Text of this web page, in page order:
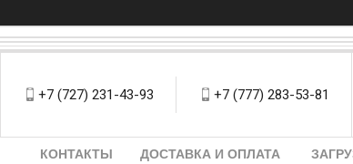
+7 (727) 231-43-93 +7 (777) 283-53-81
КОНТАКТЫ ДОСТАВКА И ОПЛАТА